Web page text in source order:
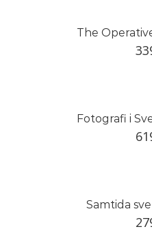
Samtida